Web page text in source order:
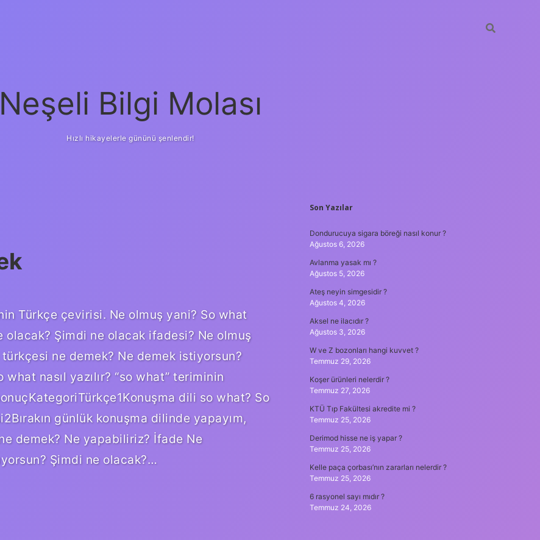
Neşeli Bilgi Molası
Hızlı hikayelerle gününü şenlendir!
Türkçe çevirisi. Ne olmuş yani? So what
Şimdi ne olacak ifadesi? Ne olmuş
ne demek? Ne demek istiyorsun?
nasıl yazılır? “so what” teriminin
dili so what? So
günlük konuşma dilinde yapayım,
demek? Ne yapabiliriz? İfade Ne
Şimdi ne olacak?…
SIDEBAR
Son Yazılar
Dondurucuya sigara böreği nasıl konur ?
Ağustos 6, 2026
Avlanma yasak mı ?
Ağustos 5, 2026
Ateş neyin simgesidir ?
Ağustos 4, 2026
Aksel ne ilacıdır ?
Ağustos 3, 2026
W ve Z bozonları hangi kuvvet ?
Temmuz 29, 2026
Koşer ürünleri nelerdir ?
Temmuz 27, 2026
KTÜ Tıp Fakültesi akredite mi ?
Temmuz 25, 2026
Derimod hisse ne iş yapar ?
Temmuz 25, 2026
Kelle paça çorbası’nın zararları nelerdir ?
Temmuz 25, 2026
6 rasyonel sayı mıdır ?
Temmuz 24, 2026